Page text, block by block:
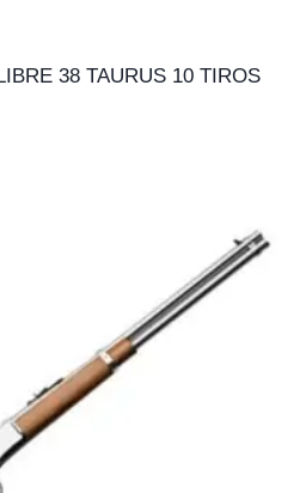
38 TAURUS 10 TIROS